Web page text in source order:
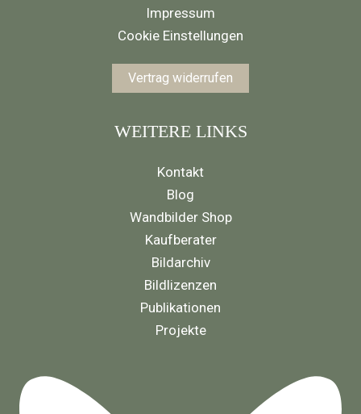
Impressum
Cookie Einstellungen
Vertrag widerrufen
WEITERE LINKS
Kontakt
Blog
Wandbilder Shop
Kaufberater
Bildarchiv
Bildlizenzen
Publikationen
Projekte